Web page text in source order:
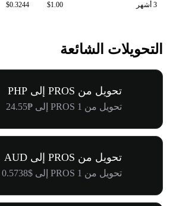
3 أشهر
$1.00
$0.3244
التحويلات الشائعة
تحويل من PROS إلى PHP
تحويل من 1 PROS إلى ₱24.55
تحويل من PROS إلى AUD
تحويل من 1 PROS إلى $0.5738